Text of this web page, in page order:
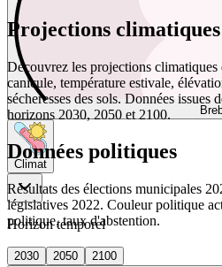
Climat
Horizon temporel
2030 2050
2100
Projections
Découvrez les projections climatiques
canicule, température estivale,
sécheresses des sols. Données
horizons 2030, 2050 et 2100.
Données politiques
Résultats des élections municipales
législatives 2022. Couleur politique
politique, taux d'abstention.